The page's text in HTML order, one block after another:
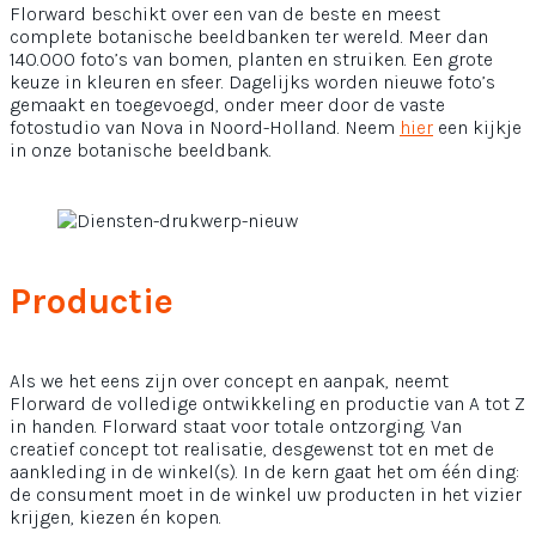
Florward beschikt over een van de beste en meest
complete botanische beeldbanken ter wereld. Meer dan
140.000 foto’s van bomen, planten en struiken. Een grote
keuze in kleuren en sfeer. Dagelijks worden nieuwe foto’s
gemaakt en toegevoegd, onder meer door de vaste
fotostudio van Nova in Noord-Holland. Neem hier een kijkje
in onze botanische beeldbank.
Productie
Als we het eens zijn over concept en aanpak, neemt
Florward de volledige ontwikkeling en productie van A tot Z
in handen. Florward staat voor totale ontzorging. Van
creatief concept tot realisatie, desgewenst tot en met de
aankleding in de winkel(s). In de kern gaat het om één ding:
de consument moet in de winkel uw producten in het vizier
krijgen, kiezen én kopen.